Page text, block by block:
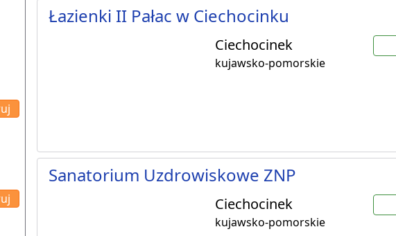
Łazienki II Pałac w Ciechocinku
Ciechocinek
kujawsko-pomorskie
Sanatorium Uzdrowiskowe ZNP
Ciechocinek
kujawsko-pomorskie